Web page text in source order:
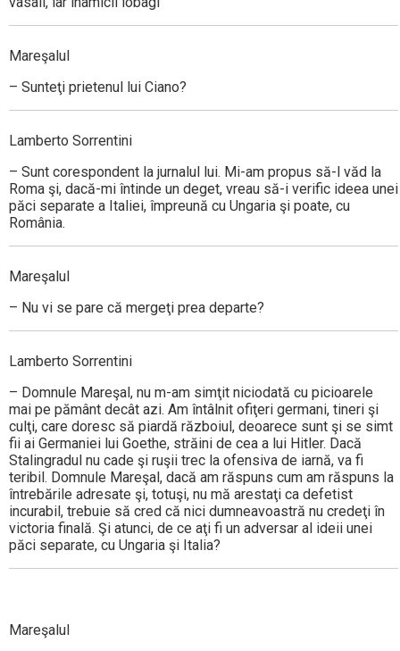
Mareşalul
– Sunteţi prietenul lui Ciano?
Lamberto Sorrentini
– Sunt corespondent la jurnalul lui. Mi-am propus să-l văd la
Roma şi, dacă-mi întinde un deget, vreau să-i verific ideea unei
păci separate a Italiei, împreună cu Ungaria şi poate, cu
România.
Mareşalul
– Nu vi se pare că mergeţi prea departe?
Lamberto Sorrentini
– Domnule Mareşal, nu m-am simţit niciodată cu picioarele
mai pe pământ decât azi. Am întâlnit ofiţeri germani, tineri şi
culţi, care doresc să piardă războiul, deoarece sunt şi se simt
fii ai Germaniei lui Goethe, străini de cea a lui Hitler. Dacă
Stalingradul nu cade şi ruşii trec la ofensiva de iarnă, va fi
teribil. Domnule Mareşal, dacă am răspuns cum am răspuns la
întrebările adresate şi, totuşi, nu mă arestaţi ca defetist
incurabil, trebuie să cred că nici dumneavoastră nu credeţi în
victoria finală. Şi atunci, de ce aţi fi un adversar al ideii unei
păci separate, cu Ungaria şi Italia?
Mareşalul